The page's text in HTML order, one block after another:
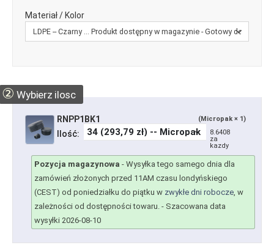
Materiał / Kolor
② Wybierz ilosc
RNPP1BK1 (Micropak × 1)
Ilość:
8.6408
za
kazdy
Pozycja magazynowa - Wysyłka tego samego dnia dla
zamówień złożonych przed 11AM czasu londyńskiego
(CEST) od poniedziałku do piątku w zwykłe dni robocze, w
zależności od dostępności towaru. - Szacowana data
wysyłki 2026-08-10